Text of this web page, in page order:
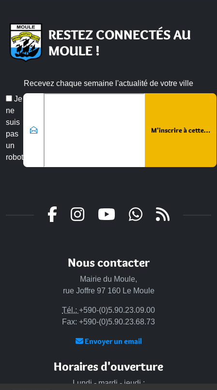
RESTEZ CONNECTÉS AU
MOULE !
Recevez chaque semaine l'actualité de votre ville
Je
ne
suis
pas
un
robot
Email
Nous contacter
Mairie du Moule,
rue Joffre 97 160 Le Moule
Tél.: +590-(0)5.90.23.09.00
Fax: +590-(0)5.90.23.68.73
Envoyer un email
Horaires d'ouverture
Lundi - mardi - jeudi :